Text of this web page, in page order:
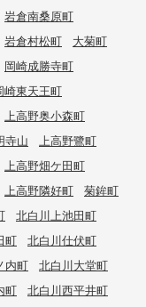
岩倉南桑原町
岩倉村松町
大菊町
岡崎成勝寺町
崎東天王町
上高野奥小森町
寺山
上高野鷺町
上高野畑ケ田町
上高野隣好町
菊鉾町
北白川上池田町
町
北白川仕伏町
内町
北白川大堂町
町
北白川西平井町